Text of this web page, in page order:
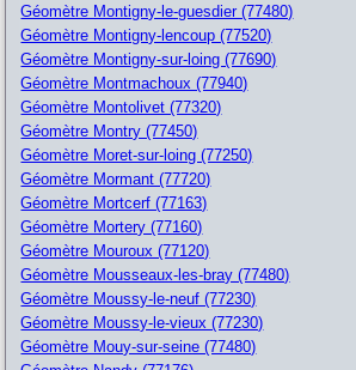
Géomètre Montigny-le-guesdier (77480)
Géomètre Montigny-lencoup (77520)
Géomètre Montigny-sur-loing (77690)
Géomètre Montmachoux (77940)
Géomètre Montolivet (77320)
Géomètre Montry (77450)
Géomètre Moret-sur-loing (77250)
Géomètre Mormant (77720)
Géomètre Mortcerf (77163)
Géomètre Mortery (77160)
Géomètre Mouroux (77120)
Géomètre Mousseaux-les-bray (77480)
Géomètre Moussy-le-neuf (77230)
Géomètre Moussy-le-vieux (77230)
Géomètre Mouy-sur-seine (77480)